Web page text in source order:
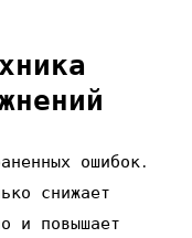
ошибок․
снижает
и повышает